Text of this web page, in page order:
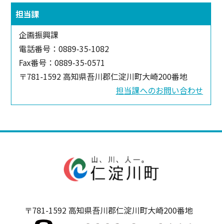
担当課
企画振興課
電話番号：0889-35-1082
Fax番号：0889-35-0571
〒781-1592 高知県吾川郡仁淀川町大崎200番地
担当課へのお問い合わせ
〒781-1592 高知県吾川郡仁淀川町大崎200番地